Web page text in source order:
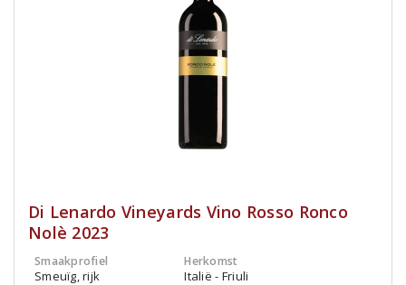
Di Lenardo Vineyards Vino Rosso Ronco
Nolè 2023
Smaakprofiel
Smeuïg, rijk
Herkomst
Italië - Friuli